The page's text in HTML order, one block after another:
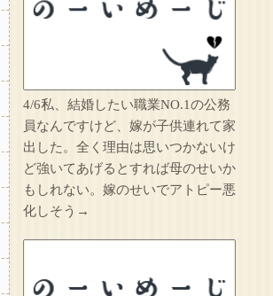
4/6私、結婚したい職業NO.1の公務
員なんですけど、嫁が子供連れて家
出した。全く理由は思いつかないけ
ど強いてあげるとすれば母のせいか
もしれない。嫁のせいでアトピー悪
化しそう→